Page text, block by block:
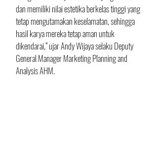
dan memiliki nilai estetika berkelas tinggi yang
tetap mengutamakan keselamatan, sehingga
hasil karya mereka tetap aman untuk
dikendarai,” ujar Andy Wijaya selaku Deputy
General Manager Marketing Planning and
Analysis AHM.